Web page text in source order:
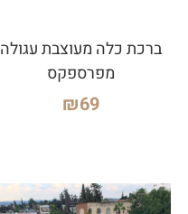
ברכת כלה מעוצבת עגולה
מפרספקס
₪69